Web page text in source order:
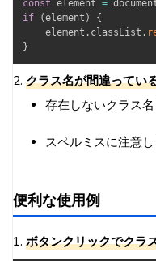
const element =
if
(element )
{
    element
. classList .
}
2. クラス名が間違ってい
存在しないクラス
スペルミスに注意し
便利な使用例
1. ボタンクリックでクラ